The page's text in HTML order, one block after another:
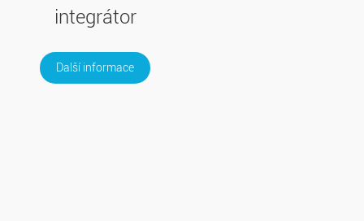
integrátor
Další informace